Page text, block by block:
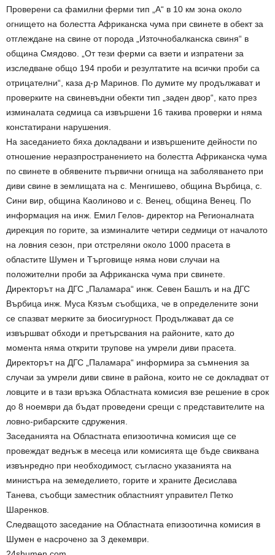
Проверени са фамилни ферми тип „А“ в 10 км зона около
огнището на болестта Африканска чума при свинете в обект за
отглеждане на свине от порода „Източнобалканска свиня“ в
община Смядово. „От тези ферми са взети и изпратени за
изследване общо 194 проби и резултатите на всички проби са
отрицателни“, каза д-р Маринов. По думите му продължават и
проверките на свиневъдни обекти тип „заден двор“, като през
изминалата седмица са извършени 16 такива проверки и няма
констатирани нарушения.
На заседанието бяха докладвани и извършените дейности по
отношение неразпространението на болестта Африканска чума
по свинете в обявените първични огнища на заболяването при
диви свине в землищата на с. Менгишево, община Върбица, с.
Сини вир, община Каолиново и с. Венец, община Венец. По
информация на инж. Емил Гелов- директор на Регионалната
дирекция по горите, за изминалите четири седмици от началото
на ловния сезон, при отстреляни около 1000 прасета в
областите Шумен и Търговище няма нови случаи на
положителни проби за Африканска чума при свинете.
Директорът на ДГС „Паламара“ инж. Севен Башлъ и на ДГС
Върбица инж. Муса Кязъм съобщиха, че в определените зони
се спазват мерките за биосигурност. Продължават да се
извършват обходи и претърсвания на районите, като до
момента няма открити трупове на умрели диви прасета.
Директорът на ДГС „Паламара“ информира за съмнения за
случаи за умрели диви свине в района, които не се докладват от
ловците и в тази връзка Областната комисия взе решение в срок
до 8 ноември да бъдат проведени срещи с представителите на
ловно-рибарските сдружения.
Заседанията на Областната епизоотична комисия ще се
провеждат веднъж в месеца или комисията ще бъде свиквана
извънредно при необходимост, съгласно указанията на
министъра на земеделието, горите и храните Десислава
Танева, съобщи заместник областният управител Петко
Шаренков.
Следващото заседание на Областната епизоотична комисия в
Шумен е насрочено за 3 декември.